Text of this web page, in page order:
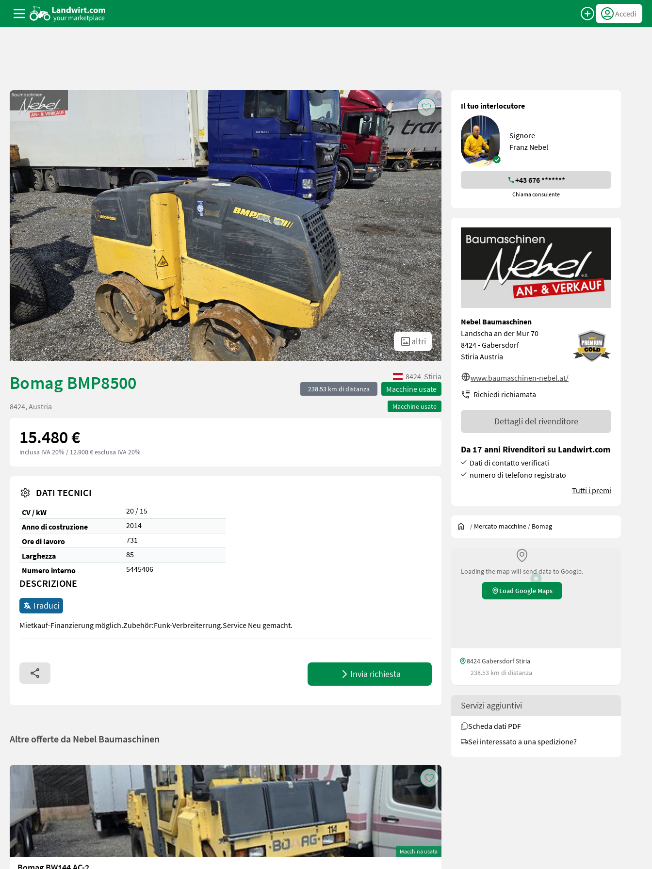
Accedi
altri
Bomag BMP8500 8424 Stiria
238.53 km di distanza Macchine usate
Macchine usate
8424, Austria
15.480 €
inclusa IVA 20% / 12.900 € esclusa IVA 20%
DATI TECNICI
CV / kW
20 / 15
Anno di costruzione
2014
Ore di lavoro
731
Larghezza
85
Numero interno
5445406
DESCRIZIONE
Traduci
Mietkauf-Finanzierung möglich.Zubehör:Funk-Verbreiterrung.Service Neu gemacht.
Mietkauf-Finanzierung möglich.Zubehör:Funk-Verbreiterrung.Service Neu gemacht.
Invia richiesta
Il tuo interlocutore
Signore
Franz Nebel
+43 676 *******
Chiama consulente
Nebel Baumaschinen
Landscha an der Mur 70
8424 - Gabersdorf
Stiria Austria
www.baumaschinen-nebel.at/
Richiedi richiamata
Dettagli del rivenditore
Da 17 anni Rivenditori su Landwirt.com
Dati di contatto verificati
numero di telefono registrato
Tutti i premi
/ Mercato macchine / Bomag
Loading the map will send data to Google.
Load Google Maps
8424 Gabersdorf Stiria
238.53 km di distanza
Servizi aggiuntivi
Scheda dati PDF
Sei interessato a una spedizione?
Altre offerte da Nebel Baumaschinen
Macchina usata